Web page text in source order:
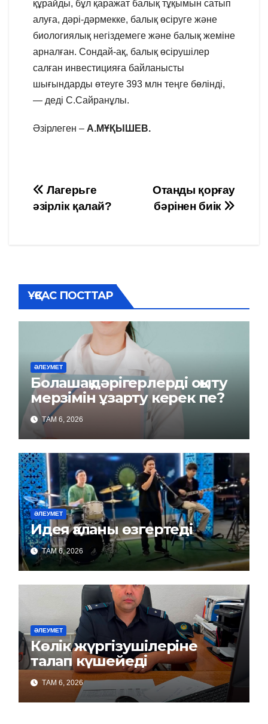
құрайды, бұл қаражат балық тұқымын сатып
алуға, дәрі-дәрмекке, балық өсіруге және
биологиялық негіздемеге және балық жеміне
арналған. Сондай-ақ, балық өсірушілер
салған инвестицияға байланысты
шығындарды өтеуге 393 млн теңге бөлінді,
— деді С.Сайранұлы.
Әзірлеген – А.МҰҚЫШЕВ.
Навигация
по
Отанды қорғау
бәрінен биік
Лагерьге
әзірлік қалай?
ҰҚСАС ПОСТТАР
ӘЛЕУМЕТ
Болашақ дәрігерлерді оқыту
мерзімін ұзарту керек пе?
ТАМ 6, 2026
ӘЛЕУМЕТ
Идея қаланы өзгертеді
ТАМ 6, 2026
ӘЛЕУМЕТ
Көлік жүргізушілеріне
талап күшейеді
ТАМ 6, 2026